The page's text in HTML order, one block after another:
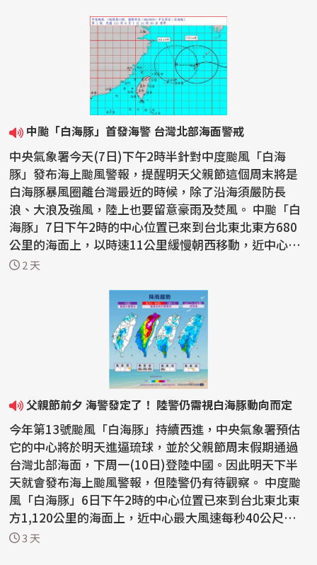
中颱「白海豚」首發海警 台灣北部海面警戒
中央氣象署今天(7日)下午2時半針對中度颱風「白海
豚」發布海上颱風警報，提醒明天父親節這個周末將是
白海豚暴風圈離台灣最近的時候，除了沿海須嚴防長
浪、大浪及強風，陸上也要留意豪雨及焚風。 中颱「白
海豚」7日下午2時的中心位置已來到台北東北東方680
公里的海面上，以時速11公里緩慢朝西移動，近中心最
大風速每秒...
2 天
父親節前夕 海警發定了！ 陸警仍需視白海豚動向而定
今年第13號颱風「白海豚」持續西進，中央氣象署預估
它的中心將於明天進逼琉球，並於父親節周末假期通過
台灣北部海面，下周一(10日)登陸中國。因此明天下半
天就會發布海上颱風警報，但陸警仍有待觀察。 中度颱
風「白海豚」6日下午2時的中心位置已來到台北東北東
方1,120公里的海面上，近中心最大風速每秒40公尺，7
級風...
3 天